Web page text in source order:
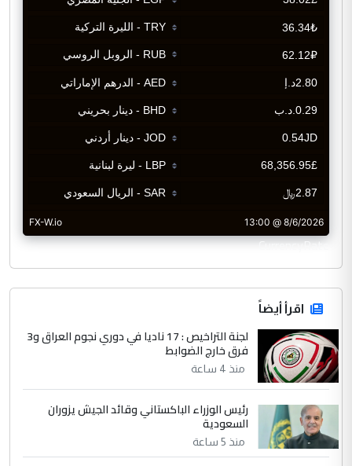
CurrencyRate
اقرأ أيضاً
لجنة التراخيص : 17 ناديا في دوري نجوم العراق و3
فرق خارج الضوابط
منذ 4 ساعة
رئيس الوزراء الباكستاني وقائد الجيش يزوران
السعودية
منذ 5 ساعة